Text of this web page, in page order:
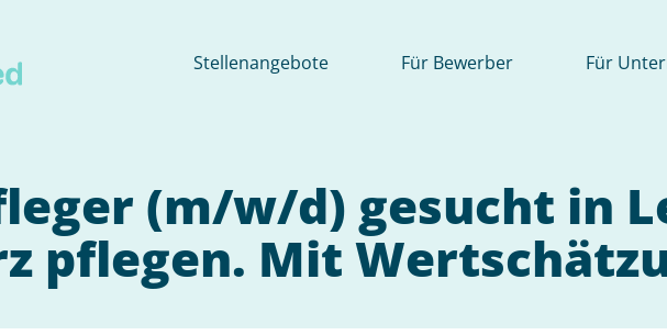
Stellenangebote Für Bewerber Für
(m/w/d) gesucht in
pflegen. Mit